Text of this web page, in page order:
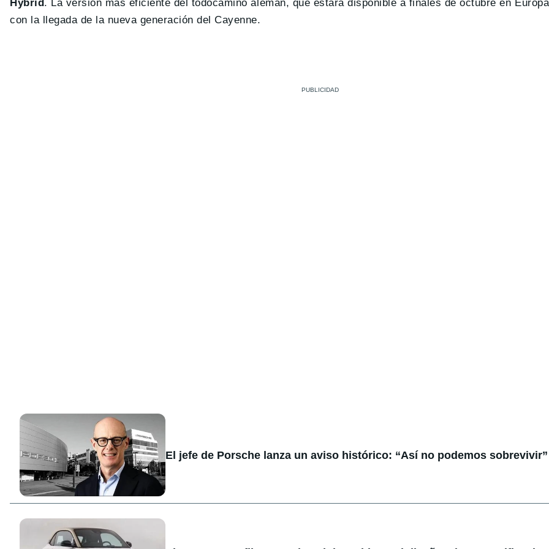
Hybrid . La versión más eficiente del todocamino alemán, que estará disponible a finales de octubre en
con la llegada de la nueva generación del Cayenne.
El jefe de Porsche lanza un aviso histórico: “Así no podemos sobrevivir”